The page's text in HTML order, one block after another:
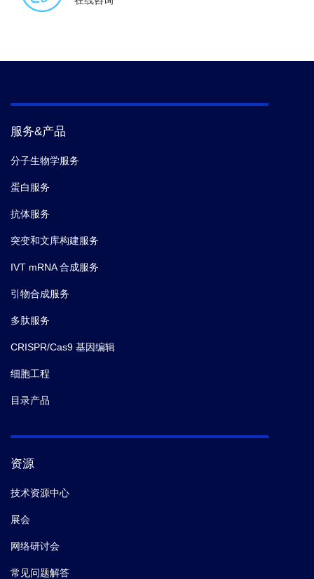
服务&产品
分子生物学服务
蛋白服务
抗体服务
突变和文库构建服务
IVT mRNA 合成服务
引物合成服务
多肽服务
CRISPR/Cas9 基因编辑
细胞工程
目录产品
资源
技术资源中心
展会
网络研讨会
常见问题解答